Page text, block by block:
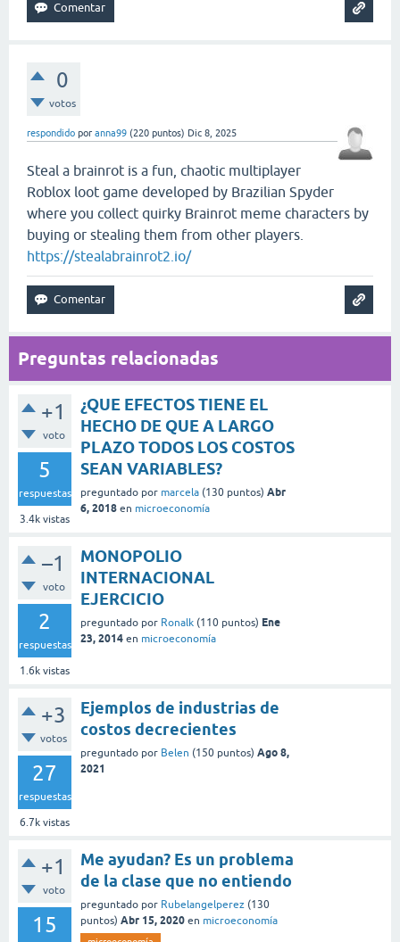
0
votos
respondido por anna99 (220 puntos) Dic 8, 2025
Steal a brainrot is a fun, chaotic multiplayer
Roblox loot game developed by Brazilian Spyder
where you collect quirky Brainrot meme characters by
buying or stealing them from other players.
https://stealabrainrot2.io/
Preguntas relacionadas
+1
voto
5
respuestas
3.4k vistas
¿QUE EFECTOS TIENE EL
HECHO DE QUE A LARGO
PLAZO TODOS LOS COSTOS
SEAN VARIABLES?
preguntado por marcela (130 puntos) Abr
6, 2018 en microeconomía
–1
voto
2
respuestas
1.6k vistas
MONOPOLIO
INTERNACIONAL
EJERCICIO
preguntado por Ronalk (110 puntos) Ene
23, 2014 en microeconomía
+3
votos
27
respuestas
6.7k vistas
Ejemplos de industrias de
costos decrecientes
preguntado por Belen (150 puntos) Ago 8,
2021
+1
voto
15
Me ayudan? Es un problema
de la clase que no entiendo
preguntado por Rubelangelperez (130
puntos) Abr 15, 2020 en microeconomía